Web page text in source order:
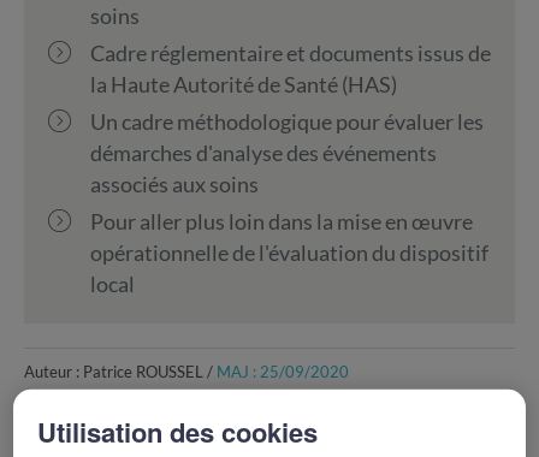
soins
Cadre réglementaire et documents issus de
la Haute Autorité de Santé (HAS)
Un cadre méthodologique pour évaluer les
démarches d'analyse des événements
associés aux soins
Pour aller plus loin dans la mise en œuvre
opérationnelle de l'évaluation du dispositif
local
Auteur : Patrice ROUSSEL / MAJ : 25/09/2020
Problématique et enjeux des EIAS
Utilisation des cookies